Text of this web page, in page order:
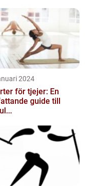
2024
för tjejer: En
guide till